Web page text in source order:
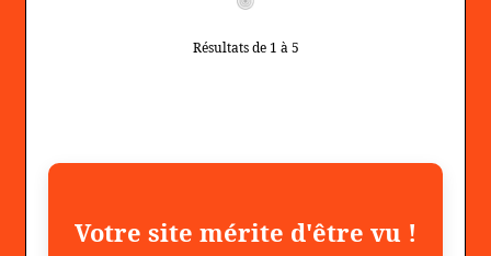
Résultats de 1 à 5
Votre site mérite d'être vu !